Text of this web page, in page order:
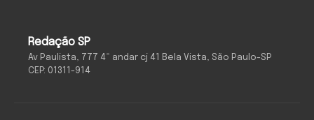
Redação SP
Av Paulista, 777 4º andar cj 41 Bela Vista, São Paulo-SP
CEP: 01311-914